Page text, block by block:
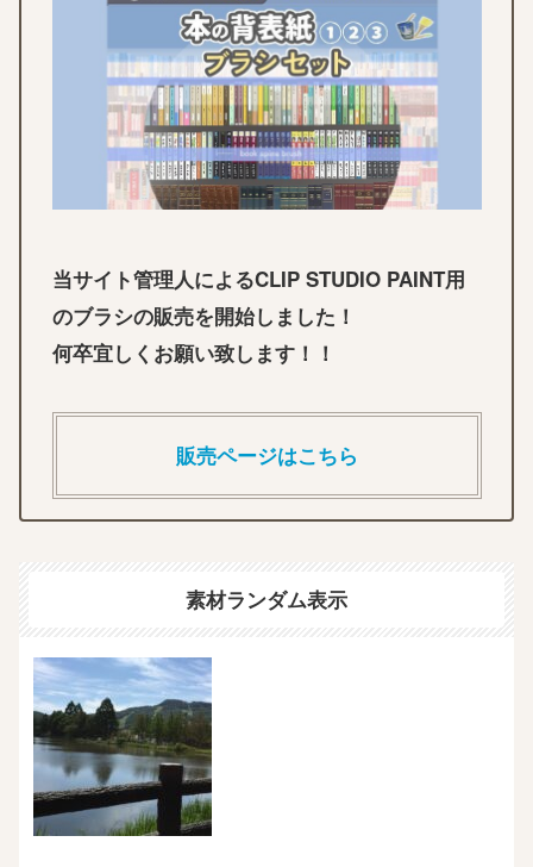
当サイト管理人によるCLIP STUDIO PAINT用
のブラシの販売を開始しました！
何卒宜しくお願い致します！！
販売ページはこちら
素材ランダム表示